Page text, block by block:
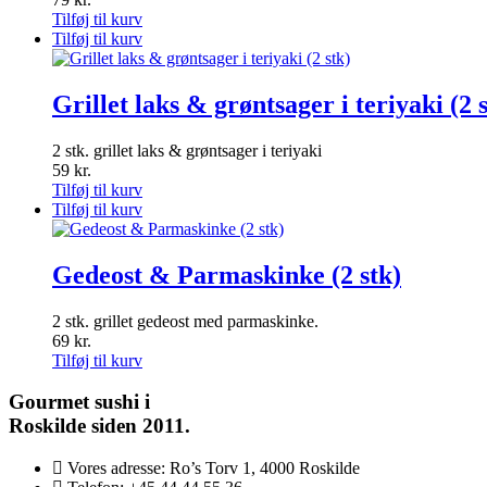
Tilføj til kurv
Tilføj til kurv
Grillet laks & grøntsager i teriyaki (2
2 stk. grillet laks & grøntsager i teriyaki
59 kr.
Tilføj til kurv
Tilføj til kurv
Gedeost & Parmaskinke (2 stk)
2 stk. grillet gedeost med parmaskinke.
69 kr.
Tilføj til kurv
Gourmetsushi i
Roskilde siden 2011.
Vores adresse: Ro’s Torv 1, 4000 Roskilde